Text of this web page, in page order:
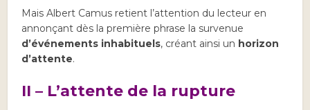
Mais Albert Camus retient l’attention du lecteur en
annonçant dès la première phrase la survenue
d’événements inhabituels, créant ainsi un horizon
d’attente.
II – L’attente de la rupture